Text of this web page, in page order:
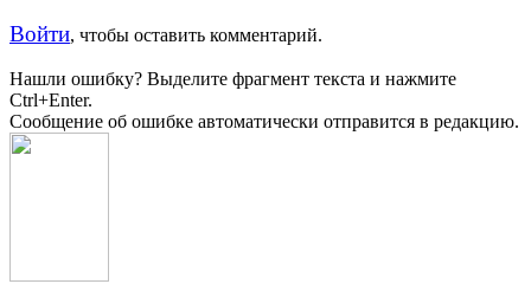
Войти, чтобы оставить комментарий.
Нашли ошибку? Выделите фрагмент текста и нажмите
Ctrl+Enter.
Сообщение об ошибке автоматически отправится в редакцию.